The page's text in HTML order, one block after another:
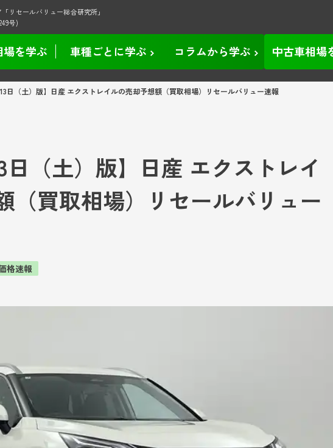
リセールバリュー総合研究所」
号)
場を学ぶ 車種ごとに学ぶ コラムから学ぶ 中古車相場
13日（土）版】日産 エクストレイルの売却予想額（買取相場）リセールバリュー速報
日（土）版】日産 エクストレイ
（買取相場）リセールバリュー
格速報